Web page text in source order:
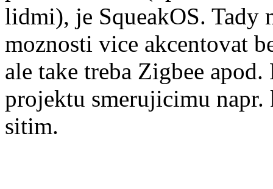
lidmi), je SqueakOS. Tady
moznosti vice akcentovat
ale take treba Zigbee
projektu smerujicimu
sitim.